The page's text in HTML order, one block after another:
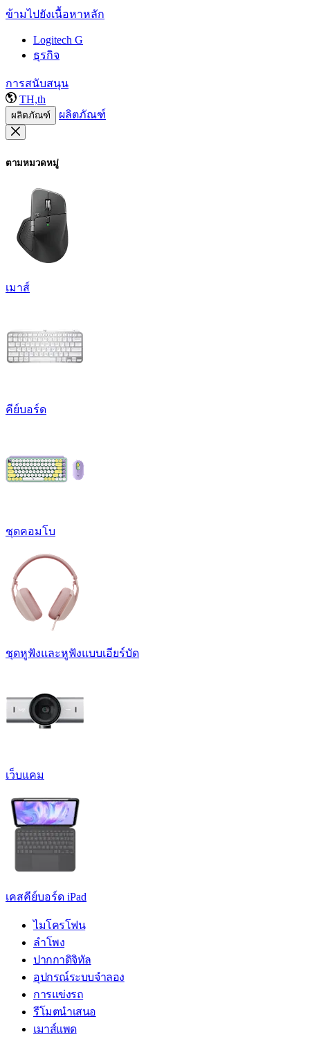
ข้ามไปยังเนื้อหาหลัก
Logitech G
ธุรกิจ
การสนับสนุน
TH,th
ผลิตภัณฑ์ ผลิตภัณฑ์
ตามหมวดหมู่
เมาส์
คีย์บอร์ด
ชุดคอมโบ
ชุดหูฟังและหูฟังแบบเอียร์บัด
เว็บแคม
เคสคีย์บอร์ด iPad
ไมโครโฟน
ลำโพง
ปากกาดิจิทัล
อุปกรณ์ระบบจำลอง
การแข่งรถ
รีโมตนำเสนอ
เมาส์แพด